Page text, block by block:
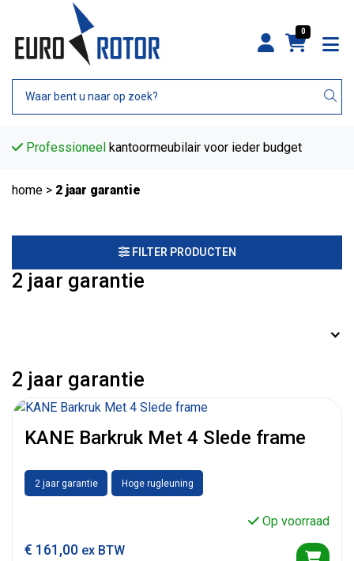
0
Professioneel kantoormeubilair voor ieder budget
home > 2 jaar garantie
FILTER PRODUCTEN
2 jaar garantie
2 jaar garantie
KANE Barkruk Met 4 Slede frame
2 jaar garantie Hoge rugleuning
Op voorraad
€ 161,00 ex BTW